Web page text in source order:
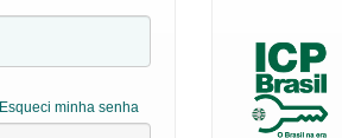
Esqueci minha senha